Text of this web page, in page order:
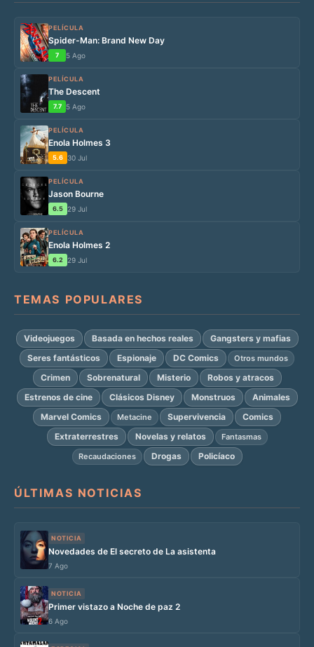
PELÍCULA
Spider-Man: Brand New Day
7 5 Ago
PELÍCULA
The Descent
7.7 5 Ago
PELÍCULA
Enola Holmes 3
5.6 30 Jul
PELÍCULA
Jason Bourne
6.5 29 Jul
PELÍCULA
Enola Holmes 2
6.2 29 Jul
TEMAS POPULARES
Videojuegos Basada en hechos reales
Gangsters y mafias
Seres fantásticos
Espionaje DC Comics Otros mundos
Crimen Sobrenatural Misterio
Robos y atracos
Estrenos de cine
Clásicos Disney Monstruos
Animales
Marvel Comics
Metacine Supervivencia
Comics
Extraterrestres
Novelas y relatos
Fantasmas
Recaudaciones
Drogas Policíaco
ÚLTIMAS NOTICIAS
NOTICIA
Novedades de El secreto de La asistenta
7 Ago
NOTICIA
Primer vistazo a Noche de paz 2
6 Ago